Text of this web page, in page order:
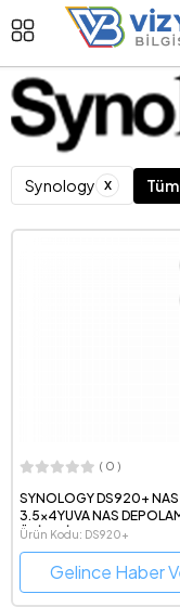
Synology x
( 0 )
SYNOLOGY DS920+ NAS
3.5x4YUVA NAS
ÜNİTESİ
Ürün Kodu: DS920+
Gelince Haber